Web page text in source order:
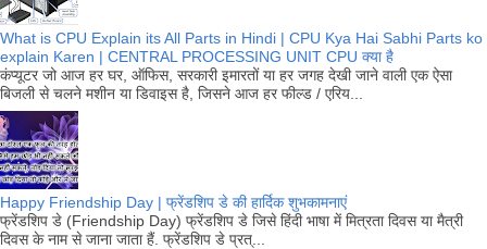
What is CPU Explain its All Parts in Hindi | CPU Kya Hai Sabhi Parts ko
explain Karen | CENTRAL PROCESSING UNIT CPU क्या है
कंप्यूटर जो आज हर घर, ऑफिस, सरकारी इमारतों या हर जगह देखी जाने वाली एक ऐसा
बिजली से चलने मशीन या डिवाइस है, जिसने आज हर फील्ड / एरिय...
Happy Friendship Day | फ्रेंडशिप डे की हार्दिक शुभकामनाएं
फ्रेंडशिप डे (Friendship Day) फ्रेंडशिप डे जिसे हिंदी भाषा में मित्रता दिवस या मैत्री
दिवस के नाम से जाना जाता हैं. फ्रेंडशिप डे प्रत्...